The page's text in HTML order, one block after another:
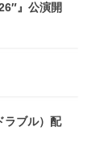
』公演開
ラブル）配